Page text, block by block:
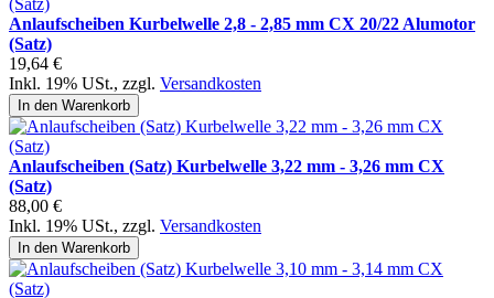
Anlaufscheiben Kurbelwelle 2,8 - 2,85 mm CX 20/22 Alumotor
(Satz)
19,64 €
Inkl. 19% USt., zzgl. Versandkosten
In den Warenkorb
Anlaufscheiben (Satz) Kurbelwelle 3,22 mm - 3,26 mm CX
(Satz)
88,00 €
Inkl. 19% USt., zzgl. Versandkosten
In den Warenkorb